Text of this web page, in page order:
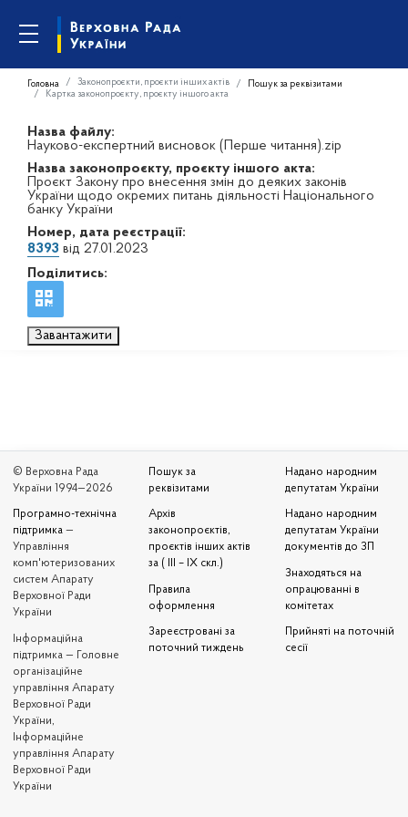
Головна Законопроєкти, проєкти інших актів
Пошук за реквізитами
Картка законопроєкту, проєкту іншого акта
Назва файлу:
Науково-експертний висновок (Перше читання).zip
Назва законопроєкту, проєкту іншого акта:
Проєкт Закону про внесення змін до деяких законів
України щодо окремих питань діяльності Національного
банку України
Номер, дата реєстрації:
8393 від 27.01.2023
Поділитись:
Завантажити
© Верховна Рада
України 1994—2026
Програмно-технічна
підтримка —
Управління
комп'ютеризованих
систем Апарату
Верховної Ради
України
Iнформаційна
підтримка — Головне
організаційне
управління Апарату
Верховної Ради
України,
Інформаційне
управління Апарату
Верховної Ради
України
Пошук за
реквізитами
Архів
законопроєктів,
проєктів інших актів
за ( III – IX скл.)
Правила
оформлення
Зареєстровані за
поточний тиждень
Надано народним
депутатам України
Надано народним
депутатам України
документів до ЗП
Знаходяться на
опрацюванні в
комітетах
Прийняті на поточній
сесії